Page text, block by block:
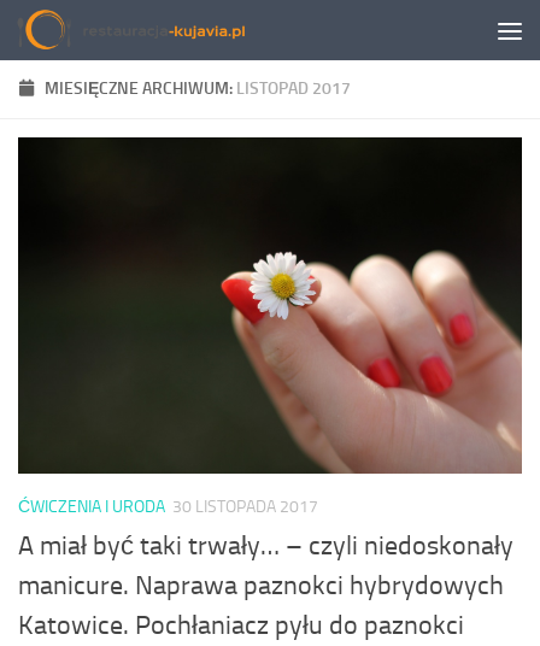
Przeskocz do treści
MIESIĘCZNE ARCHIWUM: LISTOPAD 2017
ĆWICZENIA I URODA 30 LISTOPADA 2017
A miał być taki trwały… – czyli niedoskonały
manicure. Naprawa paznokci hybrydowych
Katowice. Pochłaniacz pyłu do paznokci